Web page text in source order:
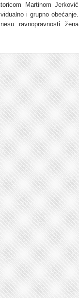
Martinom Jerković
i grupno obećanje.
ravnopravnosti žena